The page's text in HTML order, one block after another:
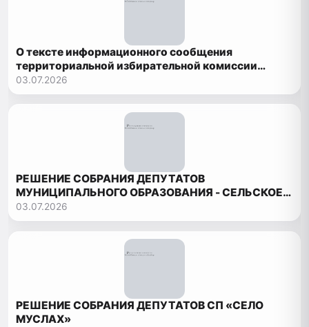
О тексте информационного сообщения
территориальной избирательной комиссии
Рутульского района о приеме документов
03.07.2026
РЕШЕНИЕ СОБРАНИЯ ДЕПУТАТОВ
МУНИЦИПАЛЬНОГО ОБРАЗОВАНИЯ - СЕЛЬСКОЕ
ПОСЕЛЕНИЕ «СЕЛЬСОВЕТ БОРЧСКИЙ»
03.07.2026
РЕШЕНИЕ СОБРАНИЯ ДЕПУТАТОВ СП «СЕЛО
МУСЛАХ»